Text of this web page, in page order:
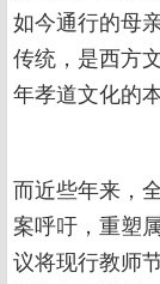
如今通行的母
传统，是西方
年孝道文化的
而近些年来，
案呼吁，重塑
议将现行教师